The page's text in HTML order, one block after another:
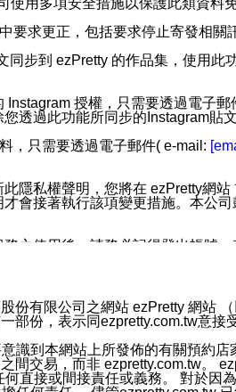
要求更正，包括要求停止寄發相關
步到 ezPretty 的作品集，使用
授權，只需要透過電子
透過此功能所同步的Instagram貼文
，只需要透過電子郵件( e-mail:
隱私權聲明，您將在 ezPretty網
會接著執行該項變更措施。本公
之使用後，請務必記得登出帳號
資料或電子郵件供您參考。您
可接收到通知型訊息。
皆不會被傳送。滿足以下三個條
有限公司之網站 ezPretty 網站
份，表示同ezpretty.com.tw意接
到本網站上所發佈的有關預約
交易，而非 ezpretty.com.tw。
直接或間接責任或義務。 對於